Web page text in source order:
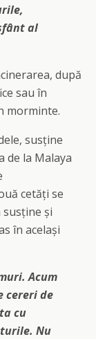
al
după
sau în
morminte.
susține
de la Malaya
cetăți se
și
în același
Acum
cereri de
cu
Nu